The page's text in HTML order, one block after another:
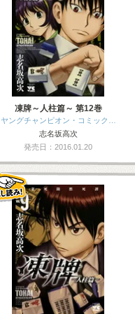
凍牌～人柱篇～ 第12巻
ヤングチャンピオン・コミック…
志名坂高次
発売日：2016.01.20